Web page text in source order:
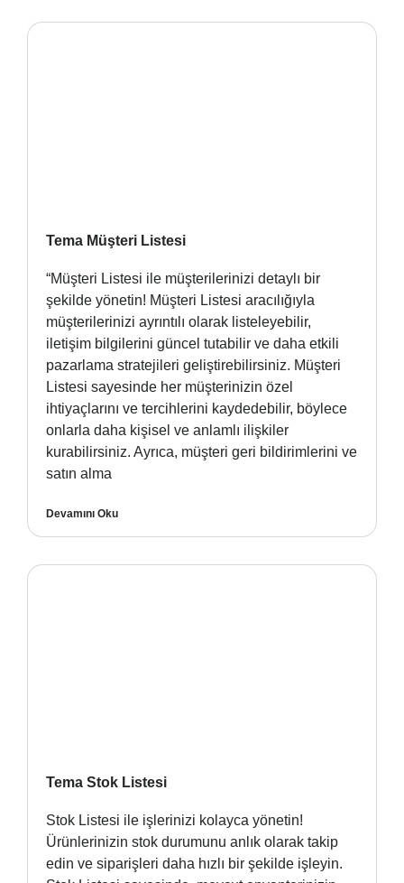
Tema Müşteri Listesi
“Müşteri Listesi ile müşterilerinizi detaylı bir
şekilde yönetin! Müşteri Listesi aracılığıyla
müşterilerinizi ayrıntılı olarak listeleyebilir,
iletişim bilgilerini güncel tutabilir ve daha etkili
pazarlama stratejileri geliştirebilirsiniz. Müşteri
Listesi sayesinde her müşterinizin özel
ihtiyaçlarını ve tercihlerini kaydedebilir, böylece
onlarla daha kişisel ve anlamlı ilişkiler
kurabilirsiniz. Ayrıca, müşteri geri bildirimlerini ve
satın alma
Devamını Oku
Tema Stok Listesi
Stok Listesi ile işlerinizi kolayca yönetin!
Ürünlerinizin stok durumunu anlık olarak takip
edin ve siparişleri daha hızlı bir şekilde işleyin.